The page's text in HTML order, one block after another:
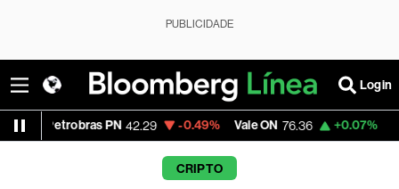
PUBLICIDADE
Login
PN 42.29 -0.49% Vale ON 76.36 +0.07% Itaú PN
CRIPTO